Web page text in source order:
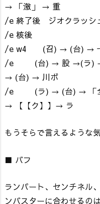
→ 「激」 → 重
/e 終了後 ジオクラッシ
/e 核後
/e w4 (召) → (台) →
/e (台) → 股 →(ラ) →
→ (台) → 川ボ
/e (ラ) → (台) → 「全
→ 【【ク】】→ ラ
もうそらで言えるような
■ バフ
ランパート、センチネル
ンバスターに合わせるの